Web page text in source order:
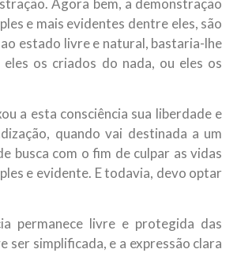
Agora bem, a demonstração
e mais evidentes dentre eles, são
estado livre e natural, bastaria-lhe
os criados do nada, ou eles os
a esta consciência sua liberdade e
quando vai destinada a um
busca com o fim de culpar as vidas
e evidente. E todavia, devo optar
permanece livre e protegida das
simplificada, e a expressão clara